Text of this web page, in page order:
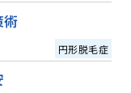
術
円形脱毛症